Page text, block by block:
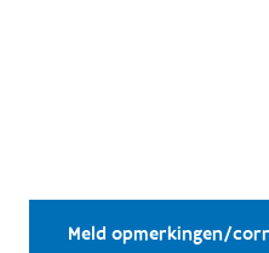
Meld opmerkingen/